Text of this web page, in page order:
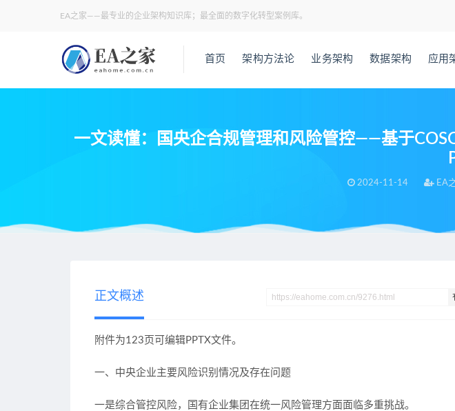
EA之家——最专业的企业架构知识库；最全面的数字化转型案例库。
首页 架构方法论 业务架构 数据架构 应用
一文读懂：国央企合规管理和风险管控——基于
2024-11-14 EA
正文概述
附件为123页可编辑PPTX文件。
一、中央企业主要风险识别情况及存在问题
一是综合管控风险，国有企业集团在统一风险管理方面面临多重挑战。